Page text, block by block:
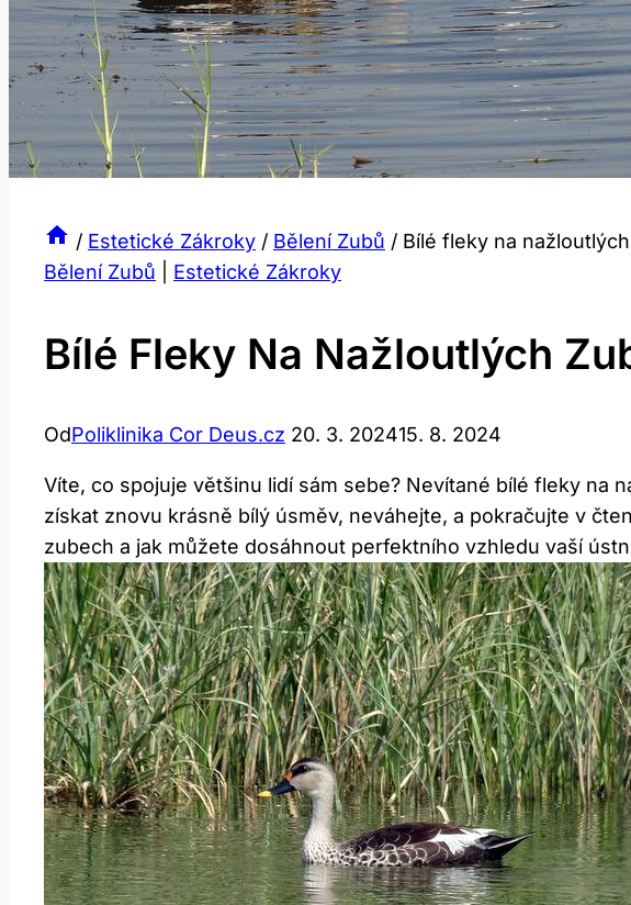
/ Estetické Zákroky / Bělení Zubů / Bílé fleky na
Bělení Zubů
Estetické Zákroky
Bílé Fleky Na Nažloutlých
OdPoliklinika Cor Deus.cz 20. 3. 202415. 8. 2024
Víte, co spojuje většinu lidí sám sebe? Nevítané bílé fleky na
získat znovu krásně bílý úsměv, neváhejte, a pokračujte v
zubech a jak můžete dosáhnout perfektního vzhledu⁤ vaší